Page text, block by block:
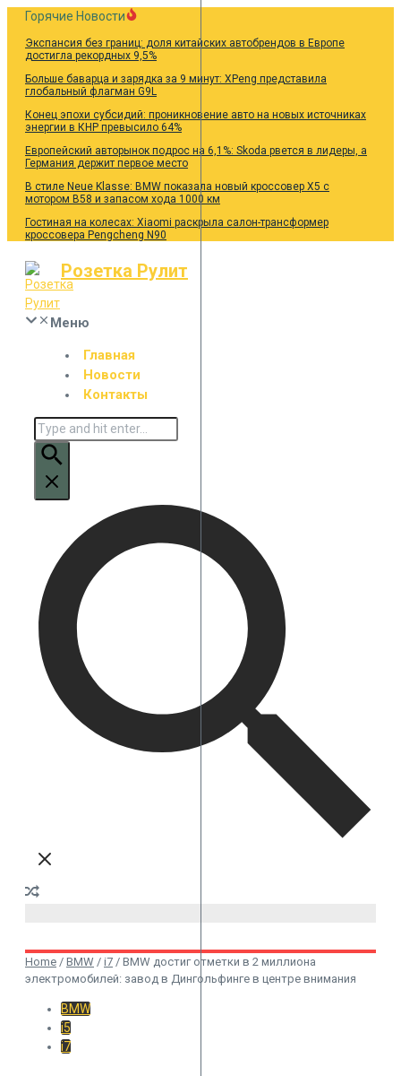
Перейти
содержанию
Горячие Новости
Экспансия без границ: доля китайских автобрендов в Европе
достигла рекордных 9,5%
Больше баварца и зарядка за 9 минут: XPeng представила
глобальный флагман G9L
Конец эпохи субсидий: проникновение авто на новых источниках
энергии в КНР превысило 64%
Европейский авторынок подрос на 6,1%: Skoda рвется в лидеры, а
Германия держит первое место
В стиле Neue Klasse: BMW показала новый кроссовер X5 с
мотором B58 и запасом хода 1000 км
Гостиная на колесах: Xiaomi раскрыла салон-трансформер
кроссовера Pengcheng N90
Розетка Рулит
Меню
Главная
Новости
Контакты
Искать:
Home / BMW / i7 / BMW достиг отметки в 2 миллиона
электромобилей: завод в Дингольфинге в центре внимания
BMW
i5
i7